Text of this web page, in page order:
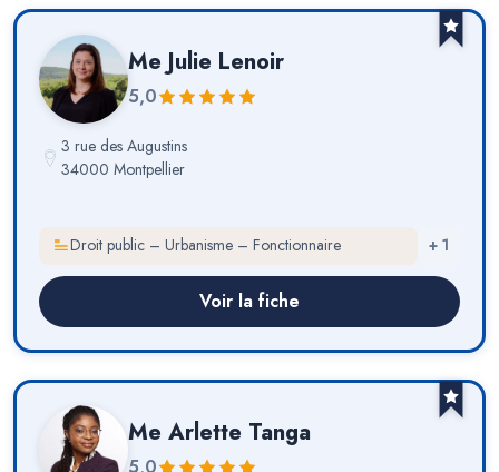
MeJulie Lenoir
5,0
3 rue des Augustins
34000 Montpellier
Droit public – Urbanisme – Fonctionnaire + 1
Voir la fiche
Me Arlette Tanga